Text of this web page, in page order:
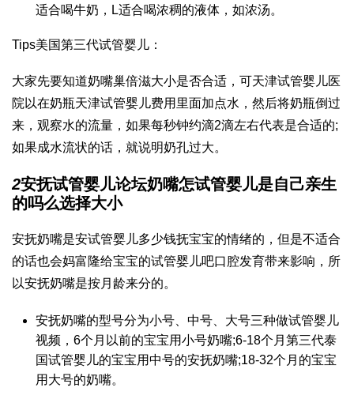
适合喝牛奶，L适合喝浓稠的液体，如浓汤。
Tips美国第三代试管婴儿 ：
大家先要知道奶嘴巢倍滋大小是否合适，可天津试管婴儿医
院 以在奶瓶天津试管婴儿费用 里面加点水，然后将奶瓶倒过
来，观察水的流量，如果每秒钟约滴2滴左右代表是合适的;
如果成水流状的话，就说明奶孔过大。
2安抚试管婴儿论坛奶嘴怎试管婴儿是自己亲生
的吗么选择大小
安抚奶嘴是安试管婴儿多少钱抚宝宝的情绪的，但是不适合
的话也会妈富隆给宝宝的试管婴儿吧口腔发育带来影响，所
以安抚奶嘴是按月龄来分的。
安抚奶嘴的型号分为小号、中号、大号三种做试管婴儿
视频 ，6个月以前的宝宝用小号奶嘴;6-18个月 第三代泰
国试管婴儿的宝宝用中号的安抚奶嘴;18-32个月的宝宝
用大号的奶嘴。